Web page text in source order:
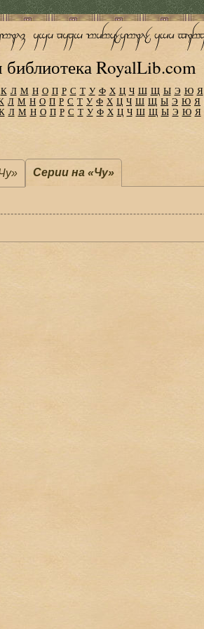
библиотека RoyalLib.com
К Л М Н О П Р С Т У Ф Х Ц Ч Ш Щ Ы Э Ю Я
Л М Н О П Р С Т У Ф Х Ц Ч Ш Щ Ы Э Ю Я
Л М Н О П Р С Т У Ф Х Ц Ч Ш Щ Ы Э Ю Я
Серии на «Чу»